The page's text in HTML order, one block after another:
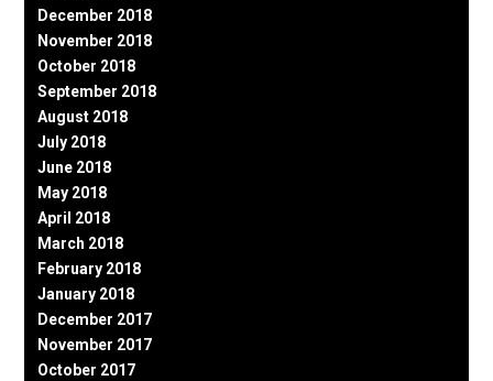
December 2018
November 2018
October 2018
September 2018
August 2018
July 2018
June 2018
May 2018
April 2018
March 2018
February 2018
January 2018
December 2017
November 2017
October 2017